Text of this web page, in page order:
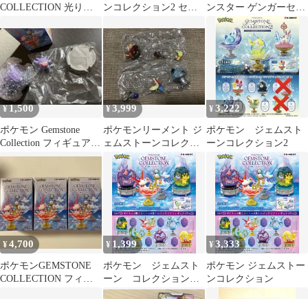
COLLECTION 光り輝
ンコレクション2 セッ
ミ ハクリュー
ンスター ゲンガーセッ
¥1,500
ポケモン Gemstone
Collection フィギュアセ
ット
¥3,999
ポケモンリーメント ジ
ェムストーンコレクシ
ョン ミロカロス ブース
ター 2点
¥3,222
ポケモン ジェムスト
ーンコレクション2
¥4,700
ポケモンGEMSTONE
COLLECTION フィギ
¥ 1,399
ポケモン ジェムスト
ーン コレクション
光り輝くしんぴのキセ
¥3,333
ポケモン ジェムストー
ンコレクション